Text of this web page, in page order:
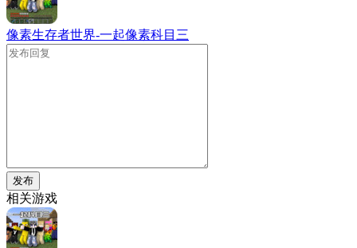
像素生存者世界-一起像素科目三
发布
相关游戏